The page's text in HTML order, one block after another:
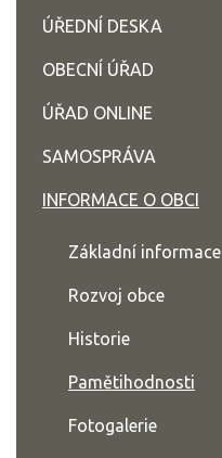
ÚŘEDNÍ DESKA
OBECNÍ ÚŘAD
ÚŘAD ONLINE
SAMOSPRÁVA
INFORMACE O OBCI
Základní informace
Rozvoj obce
Historie
Pamětihodnosti
Fotogalerie